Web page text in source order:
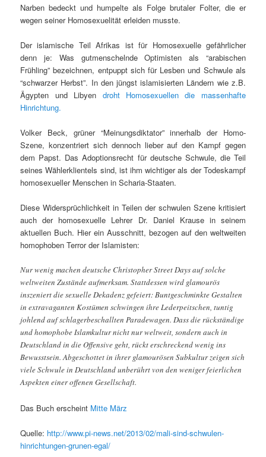
Narben bedeckt und humpelte als Folge brutaler Folter, die er
wegen seiner Homosexuelität erleiden musste.
Der islamische Teil Afrikas ist für Homosexuelle gefährlicher
denn je: Was gutmenschelnde Optimisten als “arabischen
Frühling” bezeichnen, entpuppt sich für Lesben und Schwule als
“schwarzer Herbst”. In den jüngst islamisierten Ländern wie z.B.
Ägypten und Libyen droht Homosexuellen die massenhafte
Hinrichtung.
Volker Beck, grüner “Meinungsdiktator” innerhalb der Homo-
Szene, konzentriert sich dennoch lieber auf den Kampf gegen
dem Papst. Das Adoptionsrecht für deutsche Schwule, die Teil
seines Wählerklientels sind, ist ihm wichtiger als der Todeskampf
homosexueller Menschen in Scharia-Staaten.
Diese Widersprüchlichkeit in Teilen der schwulen Szene kritisiert
auch der homosexuelle Lehrer Dr. Daniel Krause in seinem
aktuellen Buch. Hier ein Ausschnitt, bezogen auf den weltweiten
homophoben Terror der Islamisten:
Nur wenig machen deutsche Christopher Street Days auf solche
weltweiten Zustände aufmerksam. Stattdessen wird glamourös
inszeniert die sexuelle Dekadenz gefeiert: Buntgeschminkte Gestalten
in extravaganten Kostümen schwingen ihre Lederpeitschen, tuntig
johlend auf schlagerbeschallten Paradewagen. Dass die rückständige
und homophobe Islamkultur nicht nur weltweit, sondern auch in
Deutschland in die Offensive geht, rückt erschreckend wenig ins
Bewusstsein. Abgeschottet in ihrer glamourösen Subkultur zeigen sich
viele Schwule in Deutschland unberührt von den weniger feierlichen
Aspekten einer offenen Gesellschaft.
Das Buch erscheint Mitte März
Quelle: http://www.pi-news.net/2013/02/mali-sind-schwulen-
hinrichtungen-grunen-egal/